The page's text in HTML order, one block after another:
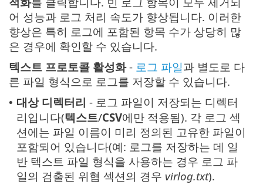
어 성능과 로그 처리 속도가 향상됩니다. 이러한
향상은 특히 로그에 포함된 항목 수가 상당히 많
은 경우에 확인할 수 있습니다.
텍스트 프로토콜 활성화- 로그 파일과 별도로 다
른 파일 형식으로 로그를 저장할 수 있습니다.
• 대상 디렉터리 - 로그 파일이 저장되는 디렉터
리입니다(텍스트/CSV에만 적용됨). 각 로그 섹
션에는 파일 이름이 미리 정의된 고유한 파일이
포함되어 있습니다(예: 로그를 저장하는 데 일
반 텍스트 파일 형식을 사용하는 경우 로그 파
일의 검출된 위협 섹션의 경우 virlog.txt).